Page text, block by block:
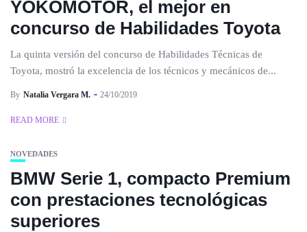
YOKOMOTOR, el mejor en
concurso de Habilidades Toyota
La quinta versión del concurso de Habilidades Técnicas de
Toyota, mostró la excelencia de los técnicos y mecánicos de...
By Natalia Vergara M. 24/10/2019
READ MORE
NOVEDADES
BMW Serie 1, compacto Premium
con prestaciones tecnológicas
superiores